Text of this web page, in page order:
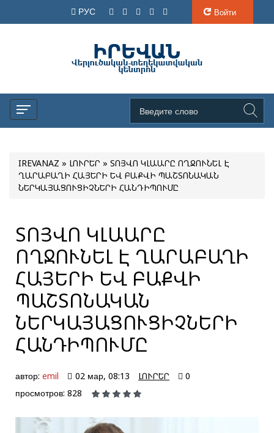
РУС Войти
IREVANAZ » ԼՈՒՐԵՐ » ՏՈՅՎՈ ԿԼԱԱՐԸ ՈՂՋՈՒՆԵԼ Է
ՂԱՐԱԲԱՂԻ ՀԱՅԵՐԻ ԵՎ ԲԱՔՎԻ ՊԱՇՏՈՆԱԿԱՆ
ՆԵՐԿԱՅԱՑՈՒՑԻՉՆԵՐԻ ՀԱՆԴԻՊՈՒՄԸ
ՏՈՅՎՈ ԿԼԱԱՐԸ
ՈՂՋՈՒՆԵԼ Է ՂԱՐԱԲԱՂԻ
ՀԱՅԵՐԻ ԵՎ ԲԱՔՎԻ
ՊԱՇՏՈՆԱԿԱՆ
ՆԵՐԿԱՅԱՑՈՒՑԻՉՆԵՐԻ
ՀԱՆԴԻՊՈՒՄԸ
автор: emil 02 мар, 08:13 ԼՈՒՐԵՐ
0
просмотров: 828